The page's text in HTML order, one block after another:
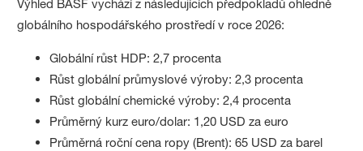
Výhled BASF vychází z následujících předpokladů ohledně
globálního hospodářského prostředí v roce 2026:
Globální růst HDP: 2,7 procenta
Růst globální průmyslové výroby: 2,3 procenta
Růst globální chemické výroby: 2,4 procenta
Průměrný kurz euro/dolar: 1,20 USD za euro
Průměrná roční cena ropy (Brent): 65 USD za barel